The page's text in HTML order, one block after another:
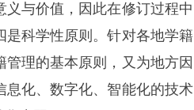
与价值，因此在修订过程中
科学性原则。针对各地学籍
理的基本原则，又为地方因
化、数字化、智能化的技术